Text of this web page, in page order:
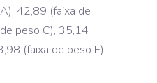
42,89 (faixa de
peso C), 35,14
(faixa de peso E)